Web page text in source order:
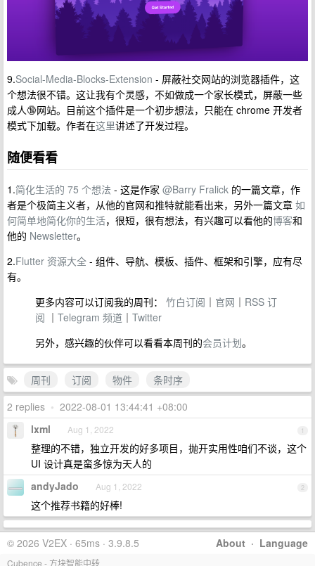
9.Social-Media-Blocks-Extension - 屏蔽社交网站的浏览器插件，这
个想法很不错。这让我有个灵感，不如做成一个家长模式，屏蔽一些
成人🔞网站。目前这个插件是一个初步想法，只能在 chrome 开发者
模式下加载。作者在这里讲述了开发过程。
随便看看
1.简化生活的 75 个想法 - 这是作家 @Barry Fralick 的一篇文章，作
者是个极简主义者，从他的官网和推特就能看出来，另外一篇文章 如
何简单地简化你的生活，很短，很有想法，有兴趣可以看他的博客和
他的 Newsletter。
2.Flutter 资源大全 - 组件、导航、模板、插件、框架和引擎，应有尽
有。
更多内容可以订阅我的周刊： 竹白订阅 ｜ 官网 ｜ RSS 订
阅 ｜ Telegram 频道 ｜ Twitter
另外，感兴趣的伙伴可以看看本周刊的会员计划。
周刊 订阅 物件
条时序
2 replies • 2022-08-01 13:44:41 +08:00
1
lxml Aug 1, 2022
整理的不错，独立开发的好多项目，抛开实用性咱们不谈，这个
UI 设计真是蛮多惊为天人的
2
andyJado Aug 1, 2022
这个推荐书籍的好棒!
About · Language
© 2026 V2EX · 65ms · 3.9.8.5
Cubence - 方块智能中转